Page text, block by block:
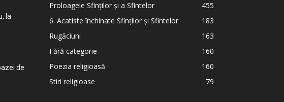
la
de
Proloagele Sfinților și a Sfintelor
455
6. Acatiste închinate Sfinților și Sfintelor
183
Rugăciuni
163
Fără categorie
160
Poezia religioasă
160
Stiri religioase
79